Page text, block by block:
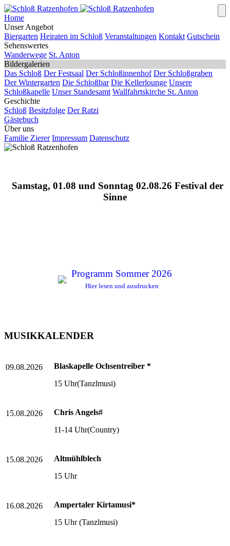
Home
Unser Angebot
Biergarten Heiraten im Schloß Veranstaltungen Kontakt Gutschein
Sehenswertes
Wanderwege St. Anton
Bildergalerien
Das Schloß Der Festsaal Der Schloßinnenhof Der Schloßgraben
Der Wintergarten Die Schloßbar Die Kellerlounge Unsere
Schloßkapelle Unser Standesamt Wallfahrtskirche St. Anton
Geschichte
Schloß Besitzfolge Der Ratzi
Gästebuch
Über uns
Familie Zierer Impressum Datenschutz
Samstag, 01.08 und Sonntag 02.08.26 Festival der
Sinne
Programm Sommer 2026
Hier lesen und ausdrucken
MUSIKKALENDER
09.08.2026
Blaskapelle Ochsentreiber *
15 Uhr(Tanzlmusi)
15.08.2026
Chris Angels#
11-14 Uhr(Country)
15.08.2026
Altmühlblech
15 Uhr
16.08.2026
Ampertaler Kirtamusi*
15 Uhr (Tanzlmusi)